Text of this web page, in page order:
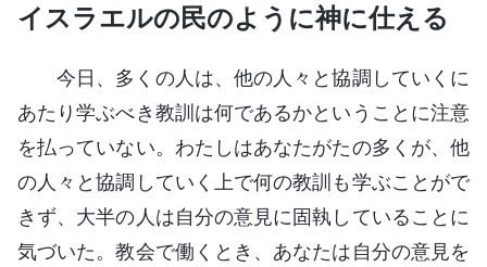
イスラエルの民のように神に仕える
今日、多くの人は、他の人々と協調していくに
あたり学ぶべき教訓は何であるかということに注意
を払っていない。わたしはあなたがたの多くが、他
の人々と協調していく上で何の教訓も学ぶことがで
きず、大半の人は自分の意見に固執していることに
気づいた。教会で働くとき、あなたは自分の意見を